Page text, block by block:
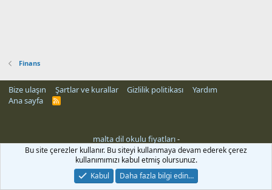
Finans
Bize ulaşın Şartlar ve kurallar Gizlilik politikası
Yardım
Ana sayfa
R
malta dil okulu fiyatları-
Bu site çerezler kullanır. Bu siteyi kullanmaya devam ederek çerez
kullanımımızı kabul etmiş olursunuz.
Kabul
Daha fazla bilgi edin…